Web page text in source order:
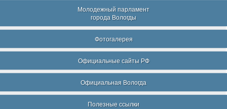
Молодежный парламент
города Вологды
Фотогалерея
Официальные сайты РФ
Официальная Вологда
Полезные ссылки